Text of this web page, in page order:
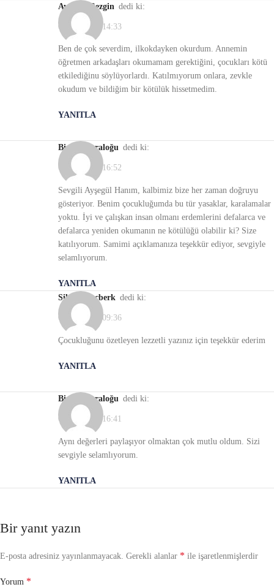
Ayşegül Gezgin dedi ki:
03/01/2021, 14:33
Ben de çok severdim, ilkokdayken okurdum. Annemin
öğretmen arkadaşları okumamam gerektiğini, çocukları kötü
etkilediğinu söylüyorlardı. Katılmıyorum onlara, zevkle
okudum ve bildiğim bir kötülük hissetmedim.
YANITLA
Birsen Karaloğu dedi ki:
06/01/2021, 16:52
Sevgili Ayşegül Hanım, kalbimiz bize her zaman doğruyu
gösteriyor. Benim çocukluğumda bu tür yasaklar, karalamalar
yoktu. İyi ve çalışkan insan olmanı erdemlerini defalarca ve
defalarca yeniden okumanın ne kötülüğü olabilir ki? Size
katılıyorum. Samimi açıklamanıza teşekkür ediyor, sevgiyle
selamlıyorum.
YANITLA
Siber Tunçberk dedi ki:
04/01/2021, 09:36
Çocukluğunu özetleyen lezzetli yazınız için teşekkür ederim
YANITLA
Birsen Karaloğu dedi ki:
06/01/2021, 16:41
Aynı değerleri paylaşıyor olmaktan çok mutlu oldum. Sizi
sevgiyle selamlıyorum.
YANITLA
Bir yanıt yazın
E-posta adresiniz yayınlanmayacak. Gerekli alanlar * ile işaretlenmişlerdir
Yorum *